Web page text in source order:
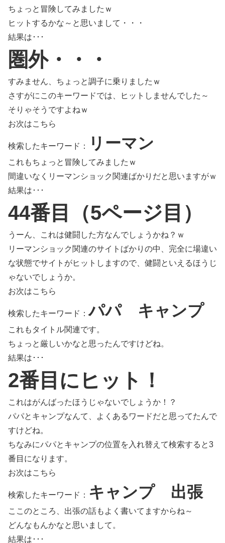
ちょっと冒険してみましたｗ
ヒットするかな～と思いまして・・・
結果は･･･
圏外・・・
すみません、ちょっと調子に乗りましたｗ
さすがにこのキーワードでは、ヒットしませんでした～
そりゃそうですよねｗ
お次はこちら
検索したキーワード： リーマン
これもちょっと冒険してみましたｗ
間違いなくリーマンショック関連ばかりだと思いますがｗ
結果は･･･
44番目（5ページ目）
うーん、これは健闘した方なんでしょうかね？ｗ
リーマンショック関連のサイトばかりの中、完全に場違い
な状態でサイトがヒットしますので、健闘といえるほうじ
ゃないでしょうか。
お次はこちら
検索したキーワード：パパ キャンプ
これもタイトル関連です。
ちょっと厳しいかなと思ったんですけどね。
結果は･･･
2番目にヒット！
これはがんばったほうじゃないでしょうか！？
パパとキャンプなんて、よくあるワードだと思ってたんで
すけどね。
ちなみにパパとキャンプの位置を入れ替えて検索すると3
番目になります。
お次はこちら
検索したキーワード： キャンプ 出張
ここのところ、出張の話もよく書いてますからね～
どんなもんかなと思いまして。
結果は･･･